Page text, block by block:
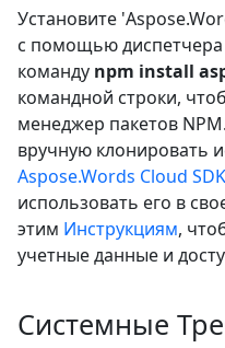
Установите
с помощью диспетчера
команду npm install
командной строки,
менеджер пакетов
вручную клонировать
Aspose.Words Cloud
использовать его в
этим Инструкциям,
учетные данные и
Системные